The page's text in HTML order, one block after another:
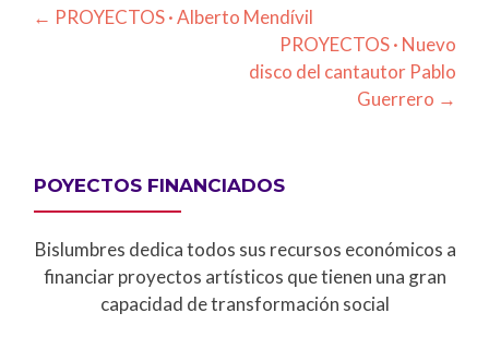
Post
← PROYECTOS · Alberto Mendívil
PROYECTOS · Nuevo
disco del cantautor Pablo
Guerrero →
POYECTOS FINANCIADOS
Bislumbres dedica todos sus recursos económicos a
financiar proyectos artísticos que tienen una gran
capacidad de transformación social